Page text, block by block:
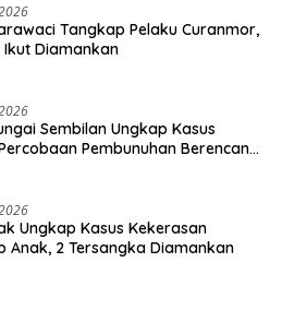
Tangkap Pelaku Curanmor,
Ikut Diamankan
Sembilan Ungkap Kasus
Pembunuhan Berencana,
Ungkap Kasus Kekerasan
Anak, 2 Tersangka Diamankan